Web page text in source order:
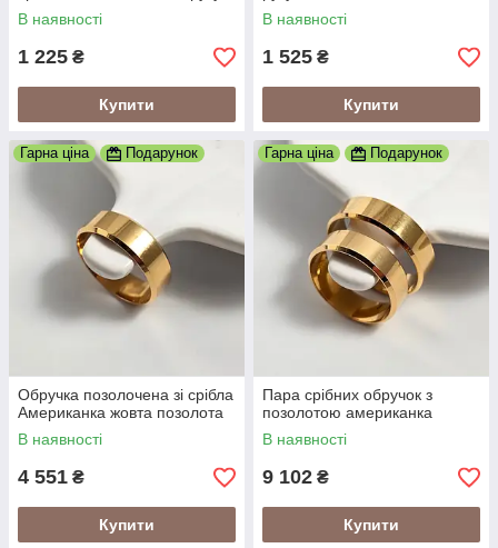
В наявності
1 225 ₴
Купити
В наявності
1 525 ₴
Купити
Гарна ціна Подарунок
Обручка позолочена зі срібла
Американка жовта позолота
В наявності
4 551 ₴
Купити
Гарна ціна Подарунок
Пара срібних обручок з
позолотою американка
В наявності
9 102 ₴
Купити